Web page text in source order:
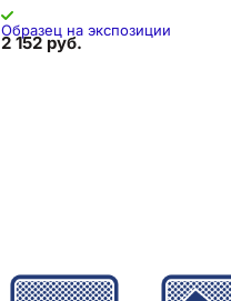
Образец на экспозиции
2 152 руб.